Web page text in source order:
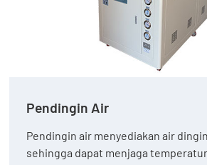
Pendingin Air
Pendingin air menyediakan air
sehingga dapat menjaga